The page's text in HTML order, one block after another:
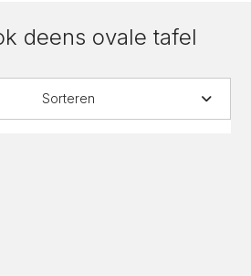
deens ovale tafel
Sorteren